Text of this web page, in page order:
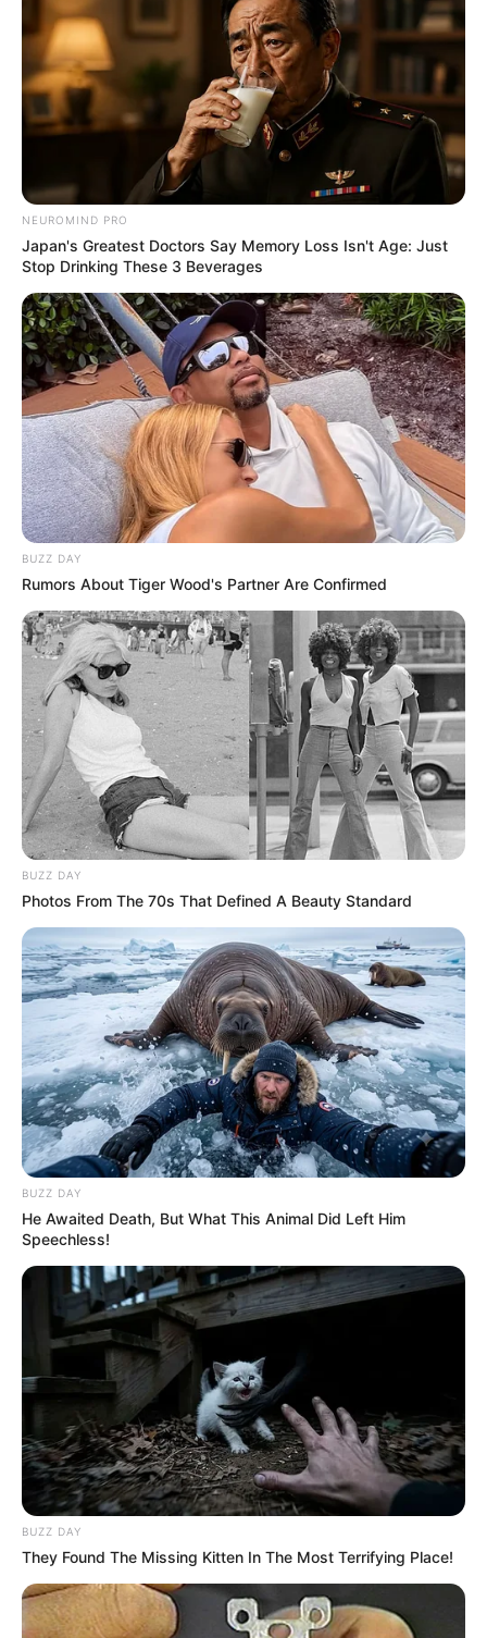
Facebook
Twitter
Pinterest
Share
Revista Artesanato
07/01/2010
Recomendados para você
Outro modelo de flor de
fuxico passo a passo
Deixe seu comentário
48 Comentários
BOA TARDE! gosti muito passa passo do fuxico mais
gostaria de ter flor de fuxico fechada
NEUROMIND PRO
Japan's Greatest Doctors Say Memory Loss Isn't Age: Just
Stop Drinking These 3 Beverages
BUZZ DAY
Rumors About Tiger Wood's Partner Are Confirmed
BUZZ DAY
Photos From The 70s That Defined A Beauty Standard
BUZZ DAY
He Awaited Death, But What This Animal Did Left Him
Speechless!
BUZZ DAY
They Found The Missing Kitten In The Most Terrifying Place!